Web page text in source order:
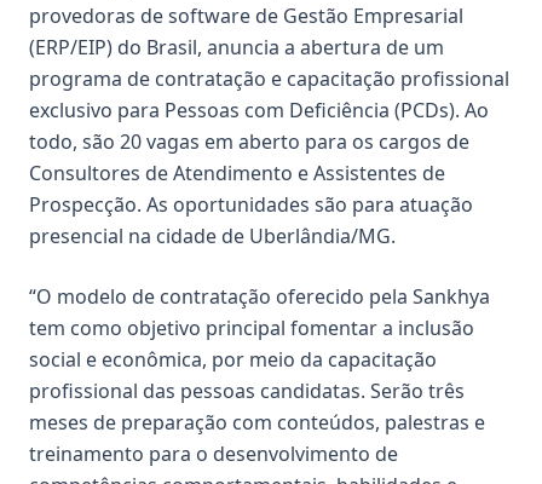
provedoras de software de Gestão Empresarial
(ERP/EIP) do Brasil, anuncia a abertura de um
programa de contratação e capacitação profissional
exclusivo para Pessoas com Deficiência (PCDs). Ao
todo, são 20 vagas em aberto para os cargos de
Consultores de Atendimento e Assistentes de
Prospecção. As oportunidades são para atuação
presencial na cidade de Uberlândia/MG.
“O modelo de contratação oferecido pela Sankhya
tem como objetivo principal fomentar a inclusão
social e econômica, por meio da capacitação
profissional das pessoas candidatas. Serão três
meses de preparação com conteúdos, palestras e
treinamento para o desenvolvimento de